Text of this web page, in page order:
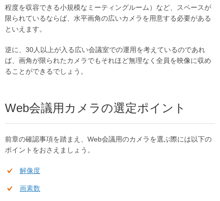
程度を収容できる小規模なミーティングルーム）など、スペースが
限られているならば、水平画角の広いカメラを用意する必要がある
といえます。
逆に、30人以上が入る広い会議室での運用を考えているのであれ
ば、画角が限られたカメラでもそれほど無理なく全員を映像に収め
ることができるでしょう。
Web会議用カメラの選定ポイント
前章の確認事項を踏まえ、Web会議用のカメラを選ぶ際には以下の
ポイントをおさえましょう。
解像度
画素数